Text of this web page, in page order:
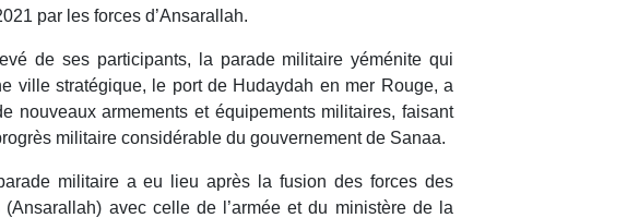
par les forces d’Ansarallah.
de ses participants, la parade militaire yéménite qui
ville stratégique, le port de Hudaydah en mer Rouge, a
nouveaux armements et équipements militaires, faisant
militaire considérable du gouvernement de Sanaa.
militaire a eu lieu après la fusion des forces des
(Ansarallah) avec celle de l’armée et du ministère de la